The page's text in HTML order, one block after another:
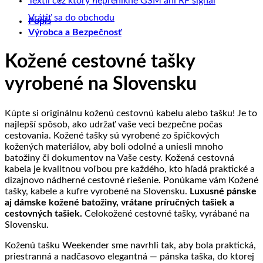
Vrátiť sa do obchodu
signál
Popis
Výrobca a Bezpečnosť
Kožené cestovné tašky
vyrobené na Slovensku
Kúpte si originálnu koženú cestovnú kabelu alebo tašku! Je to
najlepší spôsob, ako udržať vaše veci bezpečne počas
cestovania. Kožené tašky sú vyrobené zo špičkových
kožených materiálov, aby boli odolné a uniesli mnoho
batožiny či dokumentov na Vaše cesty. Kožená cestovná
kabela je kvalitnou voľbou pre každého, kto hľadá praktické a
dizajnovo nádherné cestovné riešenie. Ponúkame vám Kožené
tašky, kabele a kufre vyrobené na Slovensku. Luxusné pánske
aj dámske kožené batožiny, vrátane príručných tašiek a
cestovných tašiek. Celokožené cestovné tašky, vyrábané na
Slovensku.
Koženú tašku Weekender sme navrhli tak, aby bola praktická,
priestranná a nadčasovo elegantná — pánska taška, do ktorej